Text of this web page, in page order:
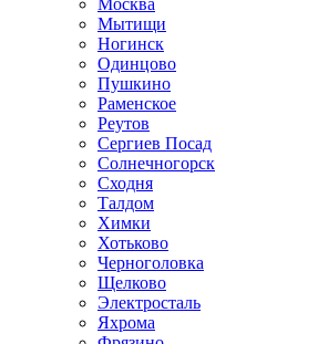
Москва
Мытищи
Ногинск
Одинцово
Пушкино
Раменское
Реутов
Сергиев Посад
Солнечногорск
Сходня
Талдом
Химки
Хотьково
Черноголовка
Щелково
Электросталь
Яхрома